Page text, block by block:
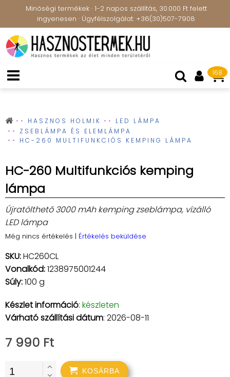
Minőségi termékek · 1-2 napos szállítás, 30.000 Ft felett
ingyenesen · Ügyfélszolgálat: +36(30)507-7908
168
HASZNOS HOLMIK
LED LÁMPA
ZSEBLÁMPA ÉS ELEMLÁMPA
HC-260 MULTIFUNKCIÓS KEMPING LÁMPA
HC-260 Multifunkciós kemping
lámpa
Újratölthető 3000 mAh kemping zseblámpa, vízálló
LED lámpa
Még nincs értékelés | Értékelés beküldése
SKU:HC260CL
Vonalkód:1238975001244
Súly:100 g
Készlet információ: készleten
Várható szállítási dátum: 2026-08-11
7 990 Ft
KOSÁRBA